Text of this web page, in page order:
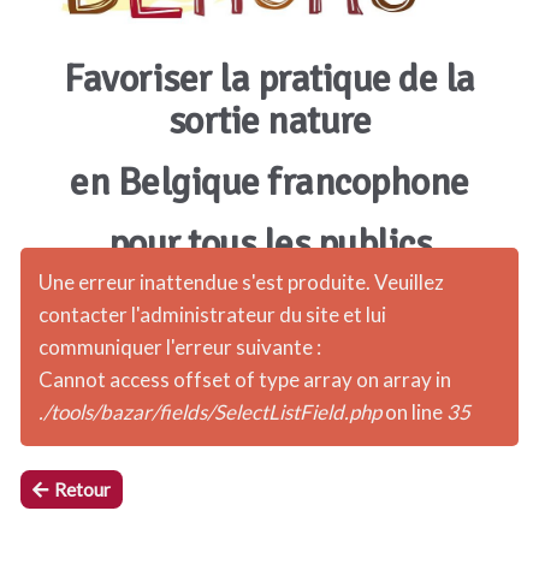
Favoriser la pratique de la
sortie nature
en Belgique francophone
pour tous les publics
Une erreur inattendue s'est produite. Veuillez
contacter l'administrateur du site et lui
communiquer l'erreur suivante :
Cannot access offset of type array on array in
./tools/bazar/fields/SelectListField.phpon line35
Retour